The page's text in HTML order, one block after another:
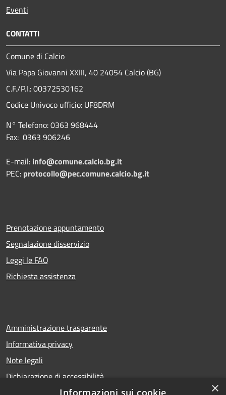
Eventi
CONTATTI
Comune di Calcio
Via Papa Giovanni XXIII, 40 24054 Calcio (BG)
C.F./P.I.: 00372530162
Codice Univoco ufficio: UF8DRM
N° Telefono: 0363 968444
Fax: 0363 906246
E-mail: info@comune.calcio.bg.it
PEC: protocollo@pec.comune.calcio.bg.it
Prenotazione appuntamento
Segnalazione disservizio
Leggi le FAQ
Richiesta assistenza
Amministrazione trasparente
Informativa privacy
Note legali
Dichiarazione di accessibilità
×
Informazioni sui cookie